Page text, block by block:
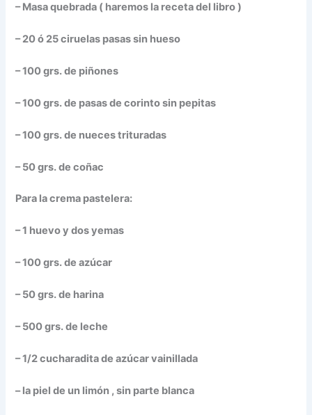
– Masa quebrada ( haremos la receta del libro )
– 20 ó 25 ciruelas pasas sin hueso
– 100 grs. de piñones
– 100 grs. de pasas de corinto sin pepitas
– 100 grs. de nueces trituradas
– 50 grs. de coñac
Para la crema pastelera:
– 1 huevo y dos yemas
– 100 grs. de azúcar
– 50 grs. de harina
– 500 grs. de leche
– 1/2 cucharadita de azúcar vainillada
– la piel de un limón , sin parte blanca